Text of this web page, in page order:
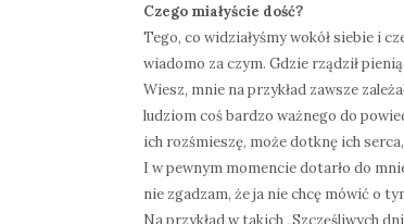
Czego miałyście dość?
Tego, co widziałyśmy wokół siebie i
wiadomo za czym. Gdzie rządził
Wiesz, mnie na przykład zawsze
ludziom coś bardzo ważnego do
ich rozśmieszę, może dotknę ich
I w pewnym momencie dotarło do
nie zgadzam, że ja nie chcę mówić o
Na przykład w takich „Szczęśliwych